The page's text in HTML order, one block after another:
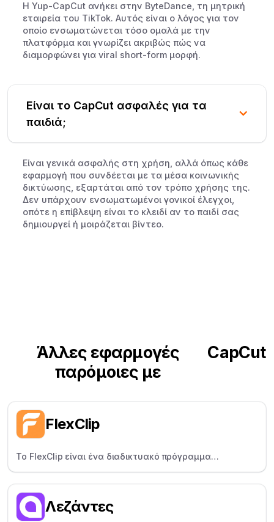
Η Yup-CapCut ανήκει στην ByteDance, τη μητρική
εταιρεία του TikTok. Αυτός είναι ο λόγος για τον
οποίο ενσωματώνεται τόσο ομαλά με την
πλατφόρμα και γνωρίζει ακριβώς πώς να
διαμορφώνει για viral short-form μορφή.
Είναι το CapCut ασφαλές για τα
παιδιά;
Είναι γενικά ασφαλής στη χρήση, αλλά όπως κάθε
εφαρμογή που συνδέεται με τα μέσα κοινωνικής
δικτύωσης, εξαρτάται από τον τρόπο χρήσης της.
Δεν υπάρχουν ενσωματωμένοι γονικοί έλεγχοι,
οπότε η επίβλεψη είναι το κλειδί αν το παιδί σας
δημιουργεί ή μοιράζεται βίντεο.
Άλλες εφαρμογές
παρόμοιες με
CapCut
FlexClip
Το FlexClip είναι ένα διαδικτυακό πρόγραμμα
δημιουργίας βίντεο που βοηθάει οποιονδήποτε να
περιουσιακών στοιχείων και εύκολα εργαλεία
επεξεργασίας.
Λεζάντες